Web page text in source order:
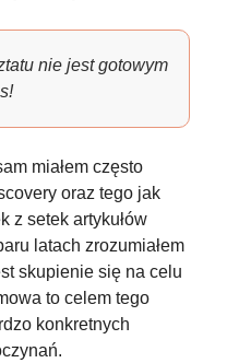
nie jest gotowym
miałem często
oraz tego jak
z setek artykułów
latach zrozumiałem
skupienie się na celu
to celem tego
konkretnych